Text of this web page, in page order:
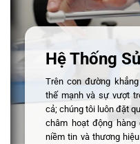
Hệ Thống
Trên con đường
thế mạnh và sự vượt
cả; chúng tôi luôn đặt
châm hoạt động
niềm tin và thương